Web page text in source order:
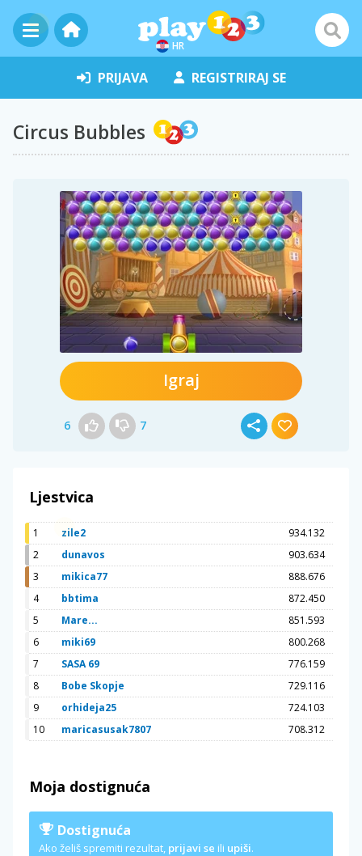
HR
PRIJAVA REGISTRIRAJ SE
Circus Bubbles
Igraj
6 7
Ljestvica
1 zile2
934.132
2
dunavos
903.634
3
mikica77
888.676
4
bbtima
872.450
5
Mare...
851.593
6
miki69
800.268
7
SASA 69
776.159
8
Bobe Skopje
729.116
9
orhideja25
724.103
10
maricasusak7807 708.312
Moja dostignuća
Dostignuća
Ako želiš spremiti rezultat, prijavi se ili upiši.